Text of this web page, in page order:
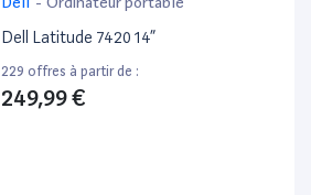
Dell Latitude 7420 14”
229 offres à partir de :
249,99 €